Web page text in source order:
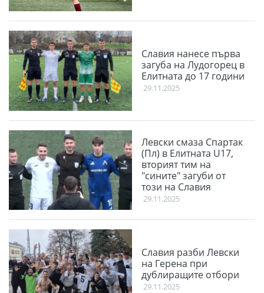
Славия нанесе първа
загуба на Лудогорец в
Елитната до 17 години
29.11.2025
Левски смаза Спартак
(Пл) в Елитната U17,
вторият тим на
"сините" загуби от
този на Славия
29.11.2025
Славия разби Левски
на Герена при
дублиращите отбори
29.11.2025